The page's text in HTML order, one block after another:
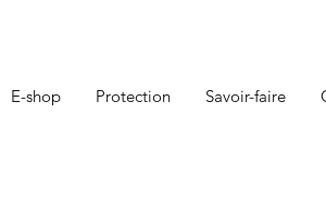
E-shop Protection Savoir-faire